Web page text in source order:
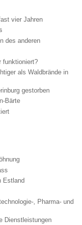
vier Jahren
des anderen
funktioniert?
als Waldbrände in
gestorben
Bärte
Estland
, Pharma- und
Dienstleistungen